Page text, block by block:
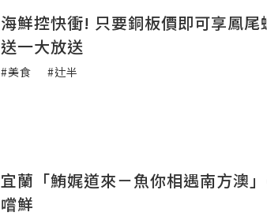
海鮮控快衝! 只要銅板價即可享鳳
送一大放送
#美食 #辻半
宜蘭「鮪娓道來－魚你相遇南方澳
嚐鮮